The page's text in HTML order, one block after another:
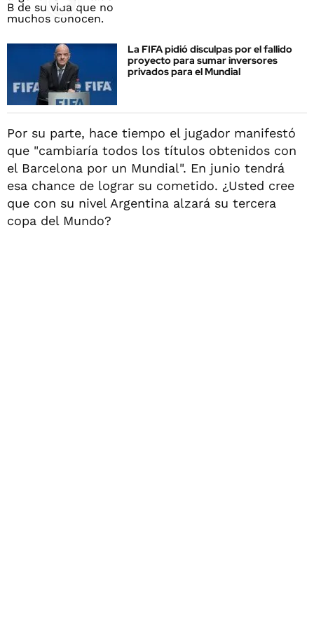
La FIFA pidió disculpas por el fallido
proyecto para sumar inversores
privados para el Mundial
Por su parte, hace tiempo el jugador manifestó
que "cambiaría todos los títulos obtenidos con
el Barcelona por un Mundial". En junio tendrá
esa chance de lograr su cometido. ¿Usted cree
que con su nivel Argentina alzará su tercera
copa del Mundo?